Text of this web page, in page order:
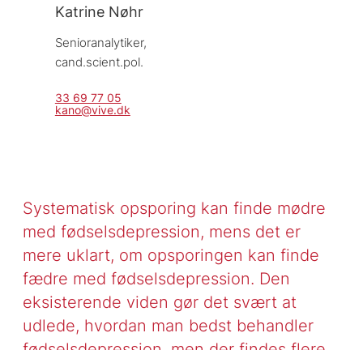
Katrine Nøhr
Senioranalytiker,
cand.scient.pol.
33 69 77 05
kano@vive.dk
Systematisk opsporing kan finde mødre
med fødselsdepression, mens det er
mere uklart, om opsporingen kan finde
fædre med fødselsdepression. Den
eksisterende viden gør det svært at
udlede, hvordan man bedst behandler